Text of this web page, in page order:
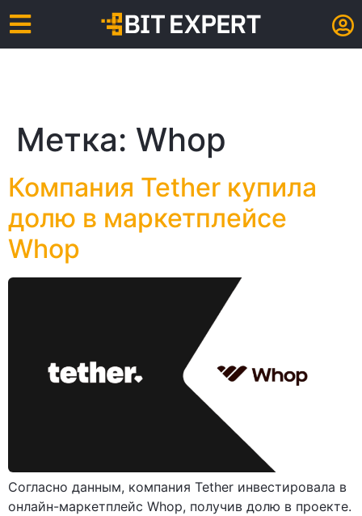
Метка: Whop
Компания Tether купила
долю в маркетплейсе
Whop
Согласно данным, компания Tether инвестировала в
онлайн-маркетплейс Whop, получив долю в проекте.